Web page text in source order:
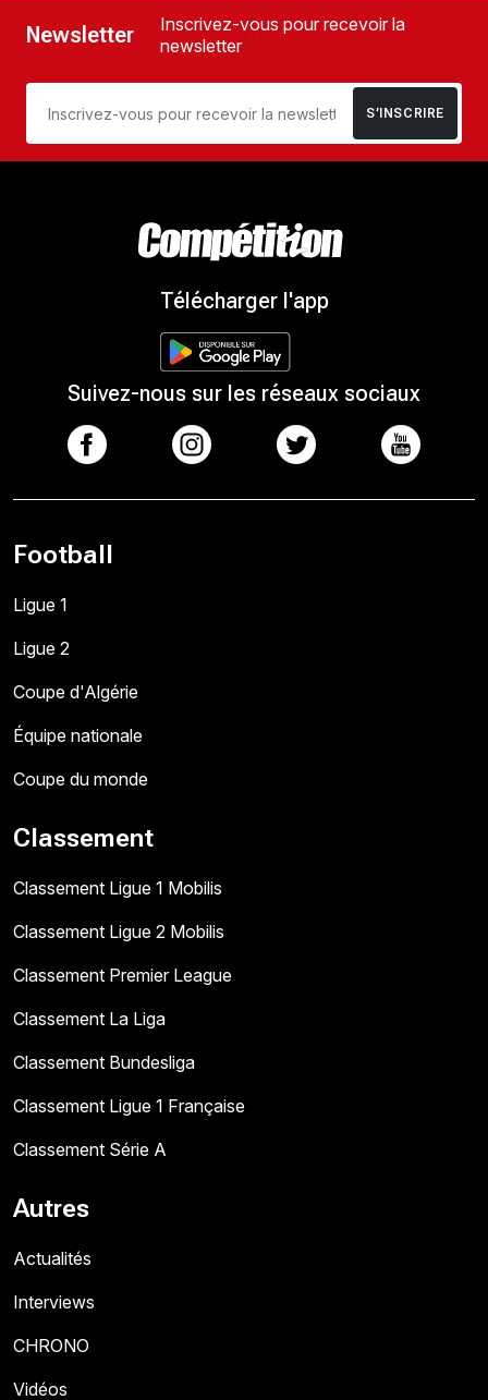
Newsletter
Inscrivez-vous pour recevoir la
newsletter
S’INSCRIRE
Télécharger l'app
Suivez-nous sur les réseaux sociaux
Football
Ligue 1
Ligue 2
Coupe d'Algérie
Équipe nationale
Coupe du monde
Classement
Classement Ligue 1 Mobilis
Classement Ligue 2 Mobilis
Classement Premier League
Classement La Liga
Classement Bundesliga
Classement Ligue 1 Française
Classement Série A
Autres
Actualités
Interviews
CHRONO
Vidéos